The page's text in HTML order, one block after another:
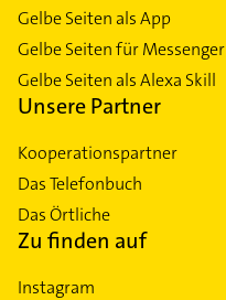
Gelbe Seiten als App
Gelbe Seiten für Messenger
Gelbe Seiten als Alexa Skill
Unsere Partner
Kooperationspartner
Das Telefonbuch
Das Örtliche
Zu finden auf
Instagram